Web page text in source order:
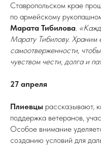
Ставропольском крае
по армейскому
Марата Тибилова.
Марату Тибилову. Храним
самоотверженности,
чувством чести, долга и
27 апреля
Плиевцы рассказывают,
поддержка ветеранов,
Особое внимание
созданию условий для